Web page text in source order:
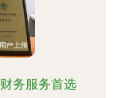
务服务首选